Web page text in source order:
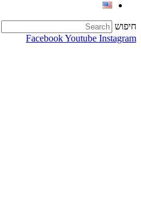
חיפוש
FacebookYoutube Instagram